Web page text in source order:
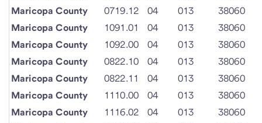
Maricopa County
0719.12 04 013
38060
Maricopa County
1091.01 04 013
38060
Maricopa County
1092.00 04 013
38060
Maricopa County
0822.10 04 013
38060
Maricopa County
0822.11 04 013
38060
Maricopa County
1110.00 04 013
38060
Maricopa County
1116.02 04 013
38060